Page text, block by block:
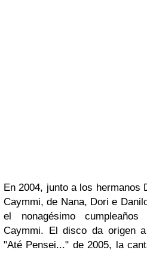
En 2004, junto a los hermanos
Caymmi, de Nana, Dori e
el nonagésimo
Caymmi. El disco da origen
"Até Pensei..." de 2005, la